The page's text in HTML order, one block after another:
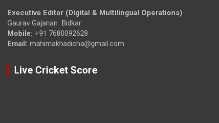
Executive Editor (Digital & Multilingual Operations)
Gaurav Gajanan Bidkar
Mobile: +91 7680092628
Email: mahimakhadicha@gmail.com
Live Cricket Score